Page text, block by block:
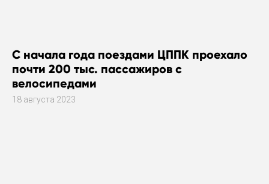
С начала года поездами ЦППК проехало
почти 200 тыс. пассажиров с
велосипедами
18 августа 2023